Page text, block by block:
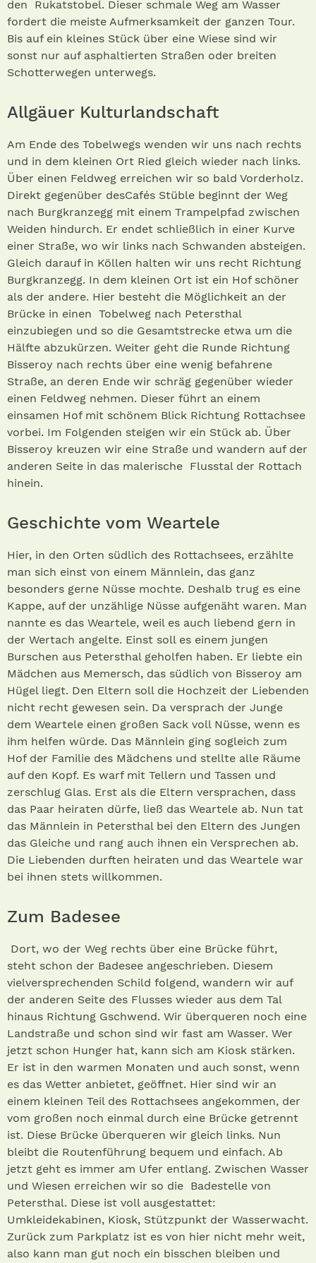
den Rukatstobel. Dieser schmale Weg am Wasser
fordert die meiste Aufmerksamkeit der ganzen Tour.
Bis auf ein kleines Stück über eine Wiese sind wir
sonst nur auf asphaltierten Straßen oder breiten
Schotterwegen unterwegs.
Allgäuer Kulturlandschaft
Am Ende des Tobelwegs wenden wir uns nach rechts
und in dem kleinen Ort Ried gleich wieder nach links.
Über einen Feldweg erreichen wir so bald Vorderholz.
Direkt gegenüber desCafés Stüble beginnt der Weg
nach Burgkranzegg mit einem Trampelpfad zwischen
Weiden hindurch. Er endet schließlich in einer Kurve
einer Straße, wo wir links nach Schwanden absteigen.
Gleich darauf in Köllen halten wir uns recht Richtung
Burgkranzegg. In dem kleinen Ort ist ein Hof schöner
als der andere. Hier besteht die Möglichkeit an der
Brücke in einen Tobelweg nach Petersthal
einzubiegen und so die Gesamtstrecke etwa um die
Hälfte abzukürzen. Weiter geht die Runde Richtung
Bisseroy nach rechts über eine wenig befahrene
Straße, an deren Ende wir schräg gegenüber wieder
einen Feldweg nehmen. Dieser führt an einem
einsamen Hof mit schönem Blick Richtung Rottachsee
vorbei. Im Folgenden steigen wir ein Stück ab. Über
Bisseroy kreuzen wir eine Straße und wandern auf der
an­deren Seite in das malerische Flusstal der Rottach
hinein.
Geschichte vom Weartele
Hier, in den Orten südlich des Rottachsees, erzählte
man sich einst von einem Männlein, das ganz
besonders gerne Nüsse mochte. Deshalb trug es eine
Kappe, auf der unzählige Nüsse aufgenäht waren. Man
nannte es das Weartele, weil es auch liebend gern in
der Wertach angelte. Einst soll es einem jungen
Burschen aus Petersthal geholfen haben. Er liebte ein
Mädchen aus Memersch, das südlich von Bisseroy am
Hügel liegt. Den Eltern soll die Hochzeit der Liebenden
nicht recht gewesen sein. Da versprach der Junge
dem Weartele einen großen Sack voll Nüsse, wenn es
ihm helfen würde. Das Männlein ging sogleich zum
Hof der Familie des Mädchens und stellte alle Räume
auf den Kopf. Es warf mit Tellern und Tassen und
zerschlug Glas. Erst als die Eltern versprachen, dass
das Paar heiraten dürfe, ließ das Weartele ab. Nun tat
das Männlein in Petersthal bei den Eltern des Jungen
das Gleiche und rang auch ihnen ein Versprechen ab.
Die Liebenden durften heiraten und das Weartele war
bei ihnen stets willkommen.
Zum Badesee
Dort, wo der Weg rechts über eine Brücke führt,
steht schon der Badesee angeschrieben. Diesem
vielversprechenden Schild folgend, wandern wir auf
der anderen Seite des Flusses wieder aus dem Tal
hinaus Richtung Gschwend. Wir überqueren noch eine
Landstraße und schon sind wir fast am Wasser. Wer
jetzt schon Hunger hat, kann sich am Kiosk stärken.
Er ist in den warmen Monaten und auch sonst, wenn
es das Wetter anbietet, geöffnet. Hier sind wir an
einem kleinen Teil des Rottachsees angekommen, der
vom großen noch einmal durch eine Brücke getrennt
ist. Diese Brücke überqueren wir gleich links. Nun
bleibt die Routenführung bequem und einfach. Ab
jetzt geht es immer am Ufer entlang. Zwischen Wasser
und Wiesen erreichen wir so die Badestelle von
Petersthal. Diese ist voll ausgestattet:
Umkleidekabinen, Kiosk, Stützpunkt der Wasserwacht.
Zurück zum Parkplatz ist es von hier nicht mehr weit,
also kann man gut noch ein bisschen bleiben und